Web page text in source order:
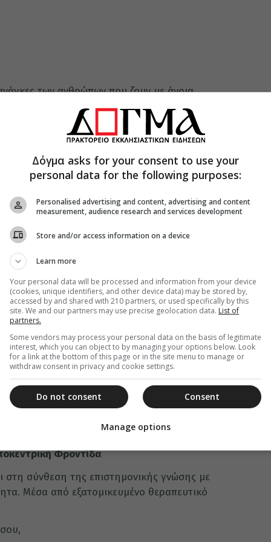
των ανθρώπων που ζουν με άνοια
Ημέρας Ολικής Φροντίδας για άτομα με
– Therapy Express, κατόπιν σύμπραξης της
του Υπουργείου Υγείας και της ΑΜΚΕ
Alzheimer δεν επηρεάζουν μόνο τη μνήμη.
τις σχέσεις. Αγγίζουν όχι μόνο το
Σε αυτή τη σύνθετη και συχνά απαιτητική
έναν σταθερό πυλώνα φροντίδας,
άνοια, παρέχοντας ολοκληρωμένη
αποκατάσταση, βασισμένη στις
της ψυχικής υγείας. Παράλληλα,
οι οικογένειες και οι φροντιστές, προσφέρει
και ψυχολογικής ενδυνάμωσης.
σε άτομα που θέλουν να αξιολογηθούν
όσο και σε άτομα που έχουν παρατηρήσει
τους λειτουργίες και ανησυχούν.
της δομής είναι το διευρυμένο ωράριο σε
με στόχο την ουσιαστική κάλυψη των
περιπτώσεις, συμβάλλοντας στη μείωση της
της ποιότητας ζωής όλων των
Φροντίδα
στη σύνθεση της επιστημονικής γνώσης με
Μέσα από εξατομικευμένο θεραπευτικό
Δόγμα asks for your consent to use your
personal data for the following purposes:
Personalised advertising and content, advertising and content
measurement, audience research and services development
Store and/or access information on a device
Learn more
Your personal data will be processed and information from your device
(cookies, unique identifiers, and other device data) may be stored by,
accessed by and shared with 210 partners, or used specifically by this
site. We and our partners may use precise geolocation data. List of
partners.
Some vendors may process your personal data on the basis of legitimate
interest, which you can object to by managing your options below. Look
for a link at the bottom of this page or in the site menu to manage or
withdraw consent in privacy and cookie settings.
Consent
Do not consent
Manage options